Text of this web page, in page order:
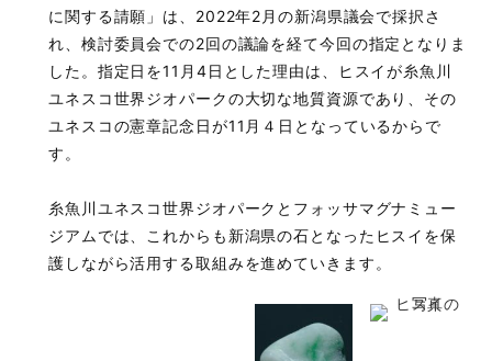
に関する請願」は、2022年2月の新潟県議会で採択さ
れ、検討委員会での2回の議論を経て今回の指定となりま
した。指定日を11月4日とした理由は、ヒスイが糸魚川
ユネスコ世界ジオパークの大切な地質資源であり、その
ユネスコの憲章記念日が11月４日となっているからで
す。
糸魚川ユネスコ世界ジオパークとフォッサマグナミュー
ジアムでは、これからも新潟県の石となったヒスイを保
護しながら活用する取組みを進めていきます。